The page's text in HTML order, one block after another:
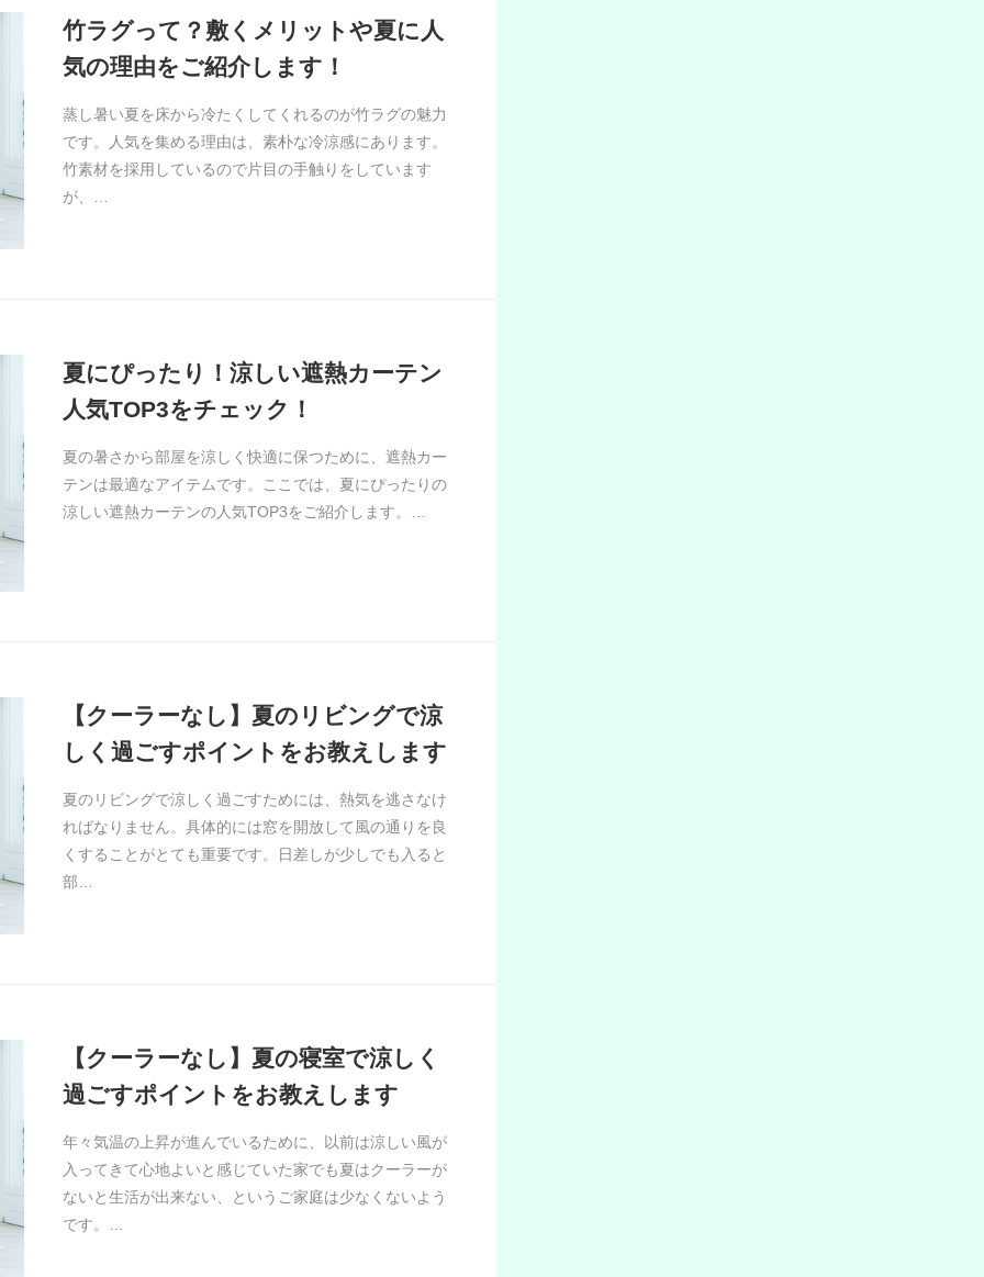
竹ラグって？敷くメリットや夏に人
気の理由をご紹介します！
蒸し暑い夏を床から冷たくしてくれるのが竹ラグの魅力
です。人気を集める理由は、素朴な冷涼感にあります。
竹素材を採用しているので片目の手触りをしています
が、…
夏にぴったり！涼しい遮熱カーテン
人気TOP3をチェック！
夏の暑さから部屋を涼しく快適に保つために、遮熱カー
テンは最適なアイテムです。ここでは、夏にぴったりの
涼しい遮熱カーテンの人気TOP3をご紹介します。…
【クーラーなし】夏のリビングで涼
しく過ごすポイントをお教えします
夏のリビングで涼しく過ごすためには、熱気を逃さなけ
ればなりません。具体的には窓を開放して風の通りを良
くすることがとても重要です。日差しが少しでも入ると
部…
【クーラーなし】夏の寝室で涼しく
過ごすポイントをお教えします
年々気温の上昇が進んでいるために、以前は涼しい風が
入ってきて心地よいと感じていた家でも夏はクーラーが
ないと生活が出来ない、というご家庭は少なくないよう
です。…